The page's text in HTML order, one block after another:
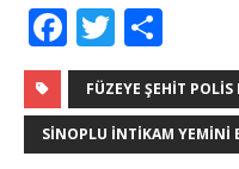
F
a
c
e
T
w
it
te
h
ar
e
FÜZEYE ŞEHIT
SINOPLU İNTIKAM YEMINI